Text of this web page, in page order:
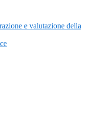
e valutazione della